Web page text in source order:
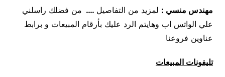
مهندس منسي : لمزيد من التفاصيل …. من فضلك راسلني
علي الواتس اب وهايتم الرد عليك بأرقام المبيعات و برابط
عناوين فروعنا
تليفونات المبيعات